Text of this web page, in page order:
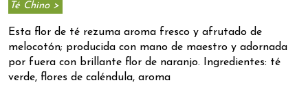
Té Chino >
Esta flor de té rezuma aroma fresco y afrutado de
melocotón; producida con mano de maestro y adornada
por fuera con brillante flor de naranjo. Ingredientes: té
verde, flores de caléndula, aroma